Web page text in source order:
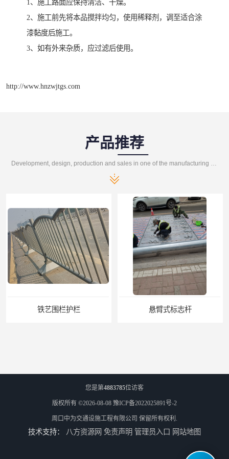
1、施工路面应保持清洁、干燥。
2、施工前先将本品搅拌均匀，使用稀释剂，调至适合涂
漆黏度后施工。
3、如有外来杂质，应过滤后使用。
http://www.hnzwjtgs.com
产品推荐
Development, design, production and sales in one of the manufacturing enterprises
铁艺围栏护栏 悬臂式标志杆
您是第4883785位访客
版权所有 ©2026-08-08 豫ICP备2022025891号-2
周口中为交通设施工程有限公司 保留所有权利.
技术支持： 八方资源网 免责声明 管理员入口 网站地图